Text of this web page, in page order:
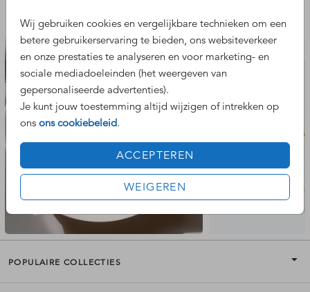
Wij gebruiken cookies en vergelijkbare technieken om een
betere gebruikerservaring te bieden, ons websiteverkeer
en onze prestaties te analyseren en voor marketing- en
sociale mediadoeleinden (het weergeven van
gepersonaliseerde advertenties).
Je kunt jouw toestemming altijd wijzigen of intrekken op
ons ons cookiebeleid.
ACCEPTEREN
WEIGEREN
Nog meer leuke ontwerpen
POPULAIRE COLLECTIES